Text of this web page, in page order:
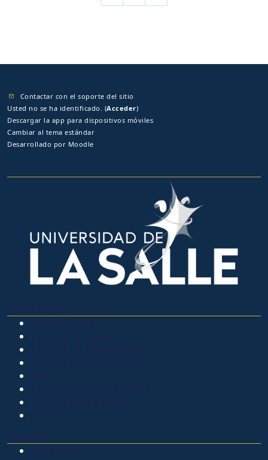
Contactar con el soporte del sitio
Usted no se ha identificado. (Acceder)
Descargar la app para dispositivos móviles
Cambiar al tema estándar
Desarrollado por Moodle